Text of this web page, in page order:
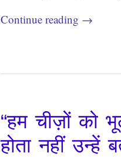
Continue reading →
“हम चीज़ों को
होता नहीं उन्हें